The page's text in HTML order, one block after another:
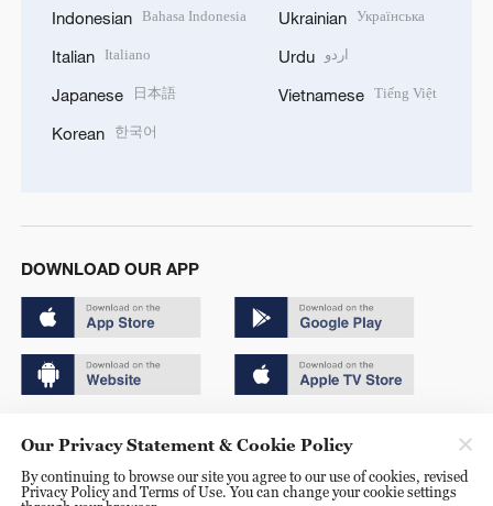
Indonesian Bahasa Indonesia
Italian Italiano
Japanese 日本語
Korean 한국어
Ukrainian Українська
Urdu اردو
Vietnamese Tiếng Việt
DOWNLOAD OUR APP
京ICP备20000184号
Our Privacy Statement & Cookie Policy
By continuing to browse our site you agree to our use of cookies, revised
Privacy Policy and Terms of Use. You can change your cookie settings